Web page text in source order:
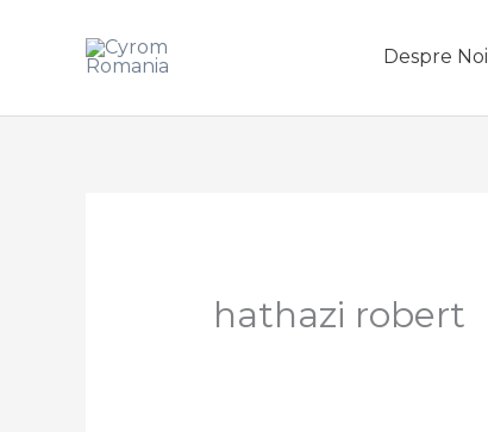
Despre Noi
hathazi robert